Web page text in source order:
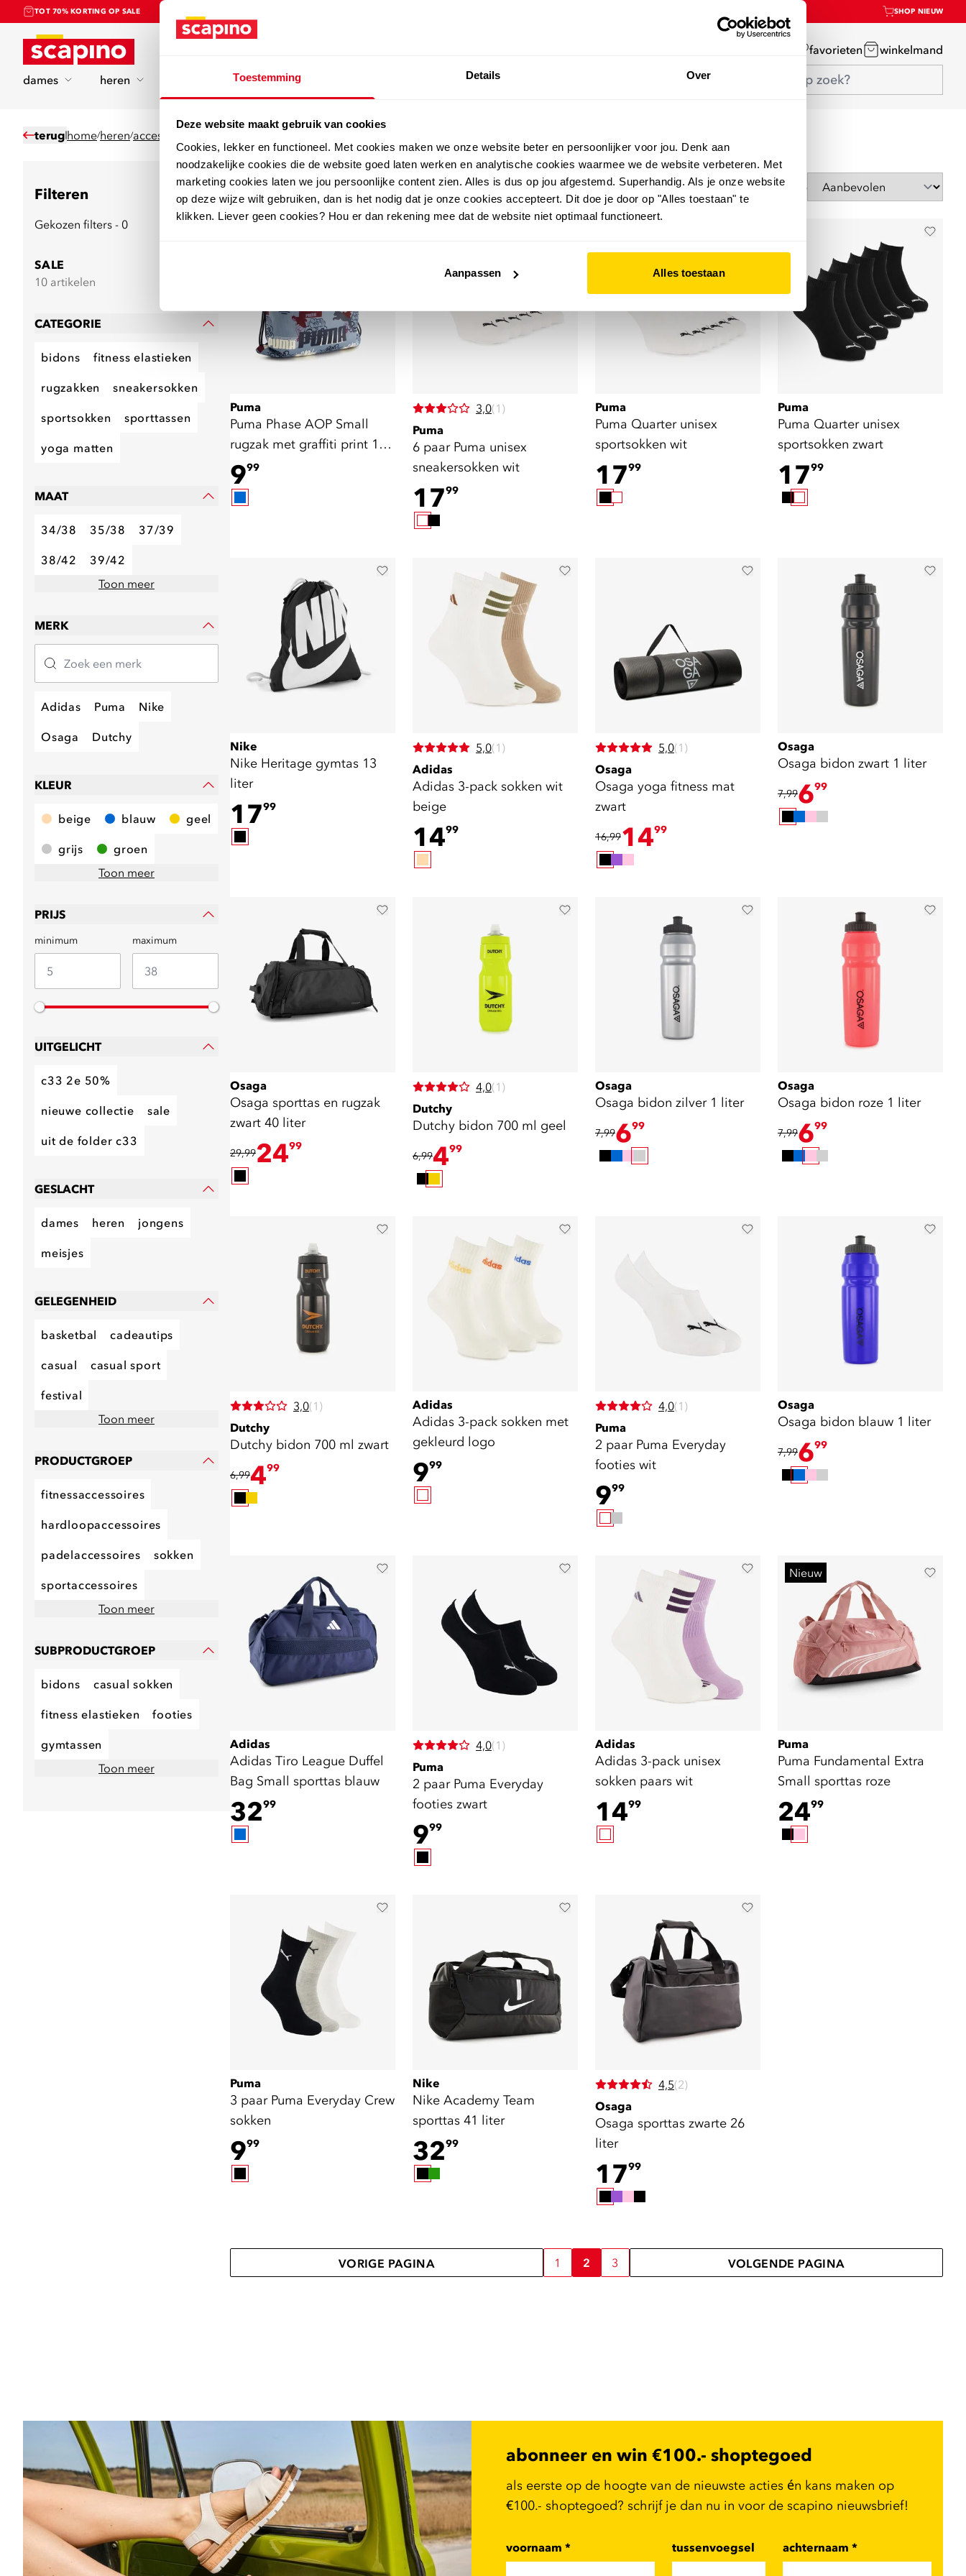
Toestemming Details Over
Deze website maakt gebruik van cookies
Cookies, lekker en functioneel. Met cookies maken we onze website beter en persoonlijker voor jou. Denk aan
noodzakelijke cookies die de website goed laten werken en analytische cookies waarmee we de website verbeteren. Met
marketing cookies laten we jou persoonlijke content zien. Alles is dus op jou afgestemd. Superhandig. Als je onze website
op deze wijze wilt gebruiken, dan is het nodig dat je onze cookies accepteert. Dit doe je door op "Alles toestaan" te
klikken. Liever geen cookies? Hou er dan rekening mee dat de website niet optimaal functioneert.
Aanpassen Alles toestaan
TOT 70% KORTING OP SALE SHOP NIEUW
Home favorieten winkelmand
dames heren sport merken
terug home/heren/accessoires
Filteren
Gekozen filters - 0
SALE
10 artikelen
CATEGORIE
bidons fitness elastieken
rugzakken sneakersokken
sportsokken sporttassen
yoga matten
MAAT
34/38 35/38 37/39
38/42
39/42
Toon meer
MERK
Adidas Puma Nike
Osaga Dutchy
KLEUR
beige blauw geel
grijs
groen
Toon meer
PRIJS
minimum maximum
UITGELICHT
c33 2e 50%
nieuwe collectie sale
uit de folder c33
GESLACHT
dames heren jongens
meisjes
GELEGENHEID
basketbal cadeautips
casual casual sport
festival
Toon meer
PRODUCTGROEP
fitnessaccessoires
hardloopaccessoires
padelaccessoires sokken
sportaccessoires
Toon meer
SUBPRODUCTGROEP
bidons casual sokken
fitness elastieken footies
gymtassen
Toon meer
68 producten Sorteer op
Puma
Puma Phase AOP Small
rugzak met graffiti print 11
liter
999
3,0(1)
Puma
6 paar Puma unisex
sneakersokken wit
1799
Puma
Puma Quarter unisex
sportsokken wit
1799
Puma
Puma Quarter unisex
sportsokken zwart
1799
Nike
Nike Heritage gymtas 13
liter
1799
5,0(1)
Adidas
Adidas 3-pack sokken wit
beige
1499
5,0(1)
Osaga
Osaga yoga fitness mat
zwart
16,991499
Osaga
Osaga bidon zwart 1 liter
7,99699
Osaga
Osaga sporttas en rugzak
zwart 40 liter
29,992499
4,0(1)
Dutchy
Dutchy bidon 700 ml geel
6,99499
Osaga
Osaga bidon zilver 1 liter
7,99699
Osaga
Osaga bidon roze 1 liter
7,99699
3,0(1)
Dutchy
Dutchy bidon 700 ml zwart
6,99499
Adidas
Adidas 3-pack sokken met
gekleurd logo
999
4,0(1)
Puma
2 paar Puma Everyday
footies wit
999
Osaga
Osaga bidon blauw 1 liter
7,99699
Adidas
Adidas Tiro League Duffel
Bag Small sporttas blauw
3299
4,0(1)
Puma
2 paar Puma Everyday
footies zwart
999
Adidas
Adidas 3-pack unisex
sokken paars wit
1499
Nieuw
Puma
Puma Fundamental Extra
Small sporttas roze
2499
Puma
3 paar Puma Everyday Crew
sokken
999
Nike
Nike Academy Team
sporttas 41 liter
3299
4,5(2)
Osaga
Osaga sporttas zwarte 26
liter
1799
VORIGE PAGINA 1 2 3 VOLGENDE PAGINA
abonneer en win €100.- shoptegoed
als eerste op de hoogte van de nieuwste acties én kans maken op
€100.- shoptegoed? schrijf je dan nu in voor de scapino nieuwsbrief!
voornaam * tussenvoegsel achternaam*